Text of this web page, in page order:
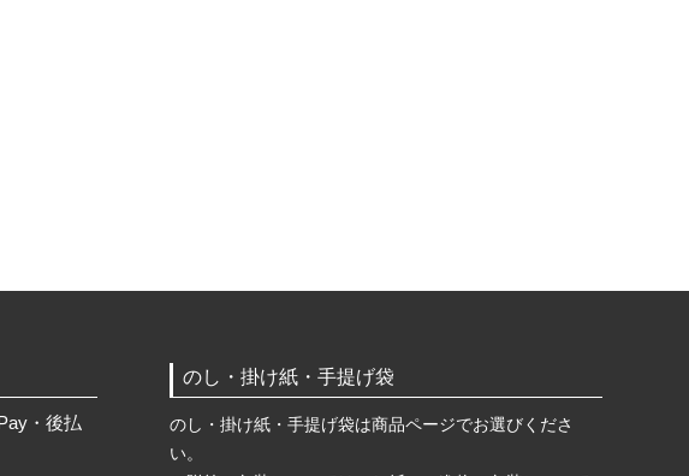
・後払
のし・掛け紙・手提げ袋
のし・掛け紙・手提げ袋は商品ページでお選びくださ
い。